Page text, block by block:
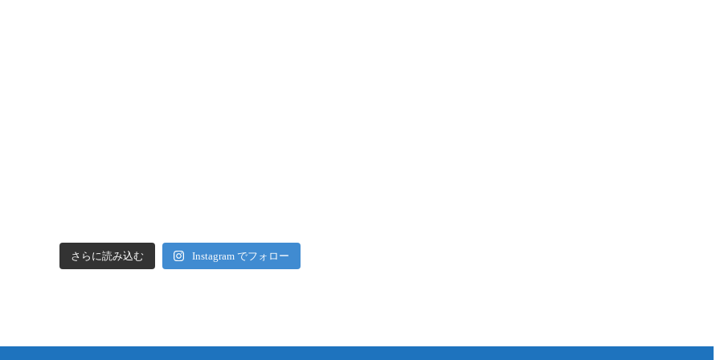
さらに読み込む Instagram でフォロー